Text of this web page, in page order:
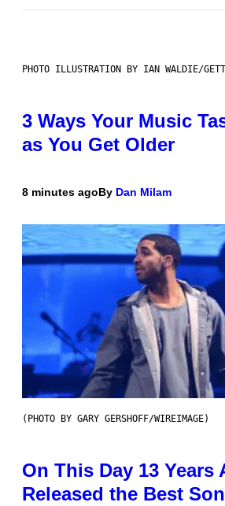
PHOTO ILLUSTRATION BY IAN WALDIE/
3 Ways Your Music
as You Get Older
8 minutes agoBy Dan Milam
(PHOTO BY GARY GERSHOFF/WIREIMAGE)
On This Day 13 Years
Released the Best